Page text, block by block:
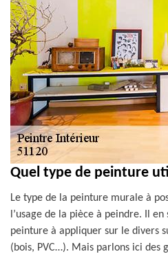
Quel type de peinture
Le type de la peinture murale à
l’usage de la pièce à peindre. Il
peinture à appliquer sur le divers
(bois, PVC…). Mais parlons ici des